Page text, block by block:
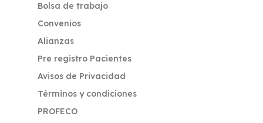
Bolsa de trabajo
Convenios
Alianzas
Pre registro Pacientes
Avisos de Privacidad
Términos y condiciones
PROFECO